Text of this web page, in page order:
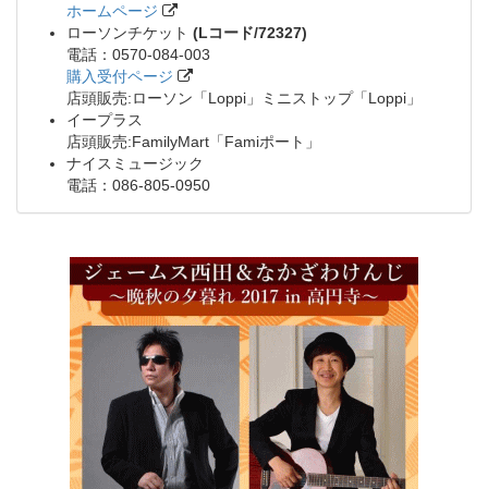
ホームページ
ローソンチケット (Lコード/72327)
電話：0570-084-003
購入受付ページ
店頭販売:ローソン「Loppi」ミニストップ「Loppi」
イープラス
店頭販売:FamilyMart「Famiポート」
ナイスミュージック
電話：086-805-0950